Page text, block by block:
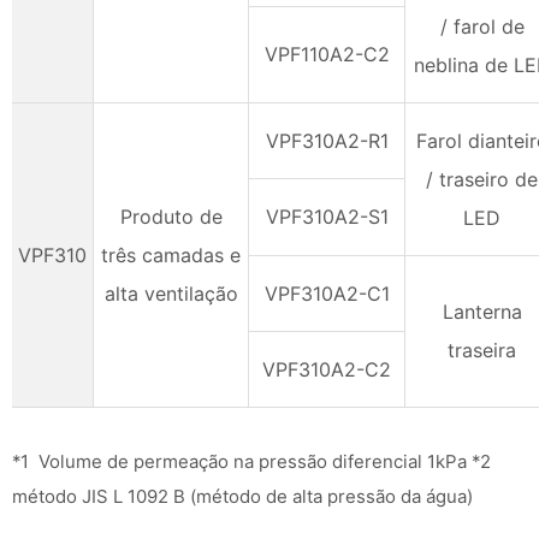
/ farol de
neblina de
VPF110A2-C2
VPF310
Produto de
três camadas e
alta ventilação
VPF310A2-R1
Farol
/ traseiro de
LED
VPF310A2-S1
VPF310A2-C1
Lanterna
traseira
VPF310A2-C2
*1 Volume de permeação na pressão diferencial 1kPa *2
método JIS L 1092 B (método de alta pressão da água)